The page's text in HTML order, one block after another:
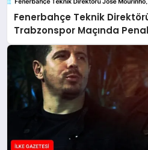
Fenerbahçe Teknik
Trabzonspor Maçında
Pozisyonu Paylaştı